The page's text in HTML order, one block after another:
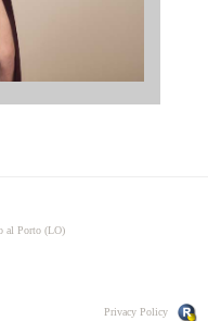
al Porto (LO)
Privacy Policy